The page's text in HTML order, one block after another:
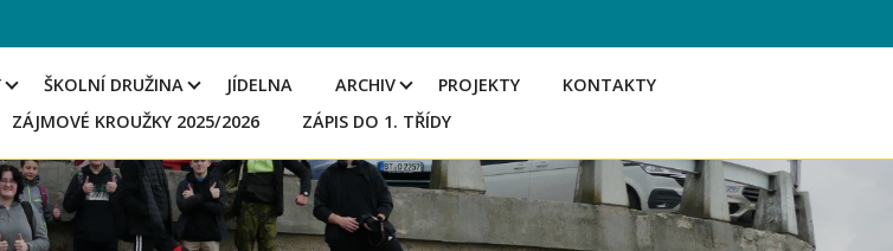
ŠKOLNÍ DRUŽINA JÍDELNA ARCHIV PROJEKTY
KONTAKTY
ZÁJMOVÉ KROUŽKY 2025/2026 ZÁPIS DO 1. TŘÍDY